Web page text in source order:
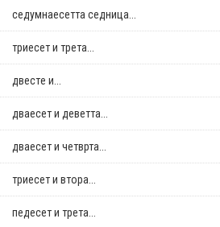
седумнаесетта седница...
триесет и трета...
двестe и...
дваесет и деветта...
дваесет и четврта...
триесет и втора...
педесет и трета...